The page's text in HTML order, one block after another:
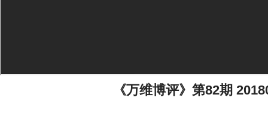
《万维博评》第82期